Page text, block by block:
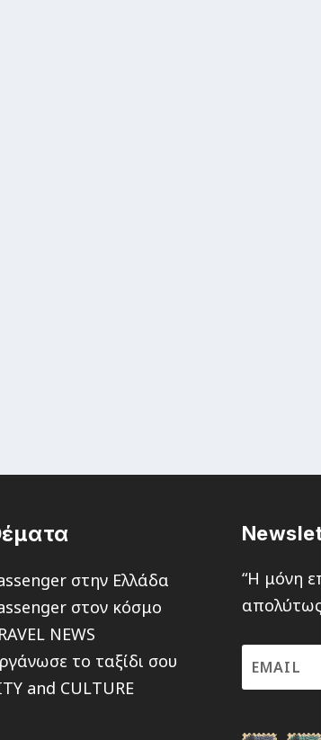
στην Ελλάδα
στον κόσμο
NEWS
το ταξίδι σου
and CULTURE
“H μόνη
απολύτως